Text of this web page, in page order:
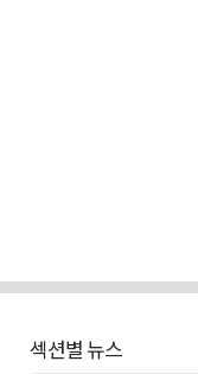
섹션별 뉴스